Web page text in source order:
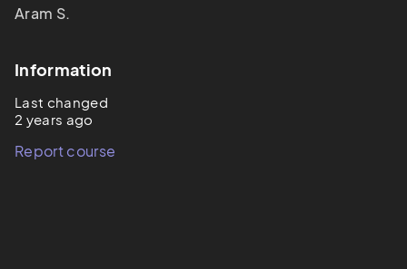
Aram S.
Information
Last changed
2 years ago
Report course